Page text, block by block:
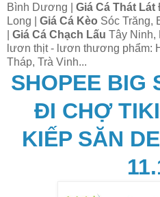
Bình Dương | Giá Cá Thát Lát
Long | Giá Cá Kèo Sóc Trăng,
Giá Cá Chạch Lấu Tây Ninh,
lươn thịt - lươn thương phẩm:
Tháp, Trà Vinh...
SHOPEE BIG
ĐI CHỢ
KIẾP SĂN